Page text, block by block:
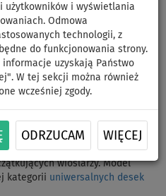
użytkowników i wyświetlania
Odmowa
technologii, z
do funkcjonowania strony.
uzyskają Państwo
W tej sekcji można również
wcześniej zgody.
ODRZUCAM WIĘCEJ
AQUA MARINA MAGMA -
przeznaczony dla
użytkowników. SUP jest
150 kg. Jeśli potrzebujesz
sprawdź model Aqua
mniejszego sprawdź
Deska SUP nadaje się do
jeziorach i wodach z lekką
wioślarzy. Model
kategorii uniwersalnych desek